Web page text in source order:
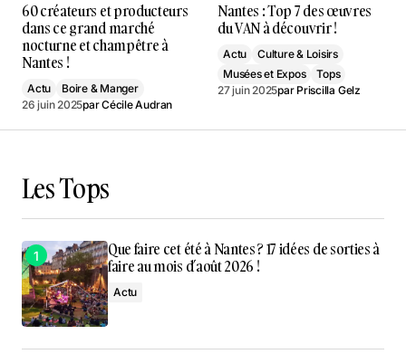
60 créateurs et producteurs
dans ce grand marché
nocturne et champêtre à
Nantes !
Actu
Boire & Manger
26 juin 2025parCécile Audran
Nantes : Top 7 des œuvres
du VAN à découvrir !
Actu
Culture & Loisirs
Musées et Expos
Tops
27 juin 2025par Priscilla Gelz
Les Tops
Que faire cet été à Nantes ? 17 idées de sorties à
faire au mois d’août 2026 !
Actu